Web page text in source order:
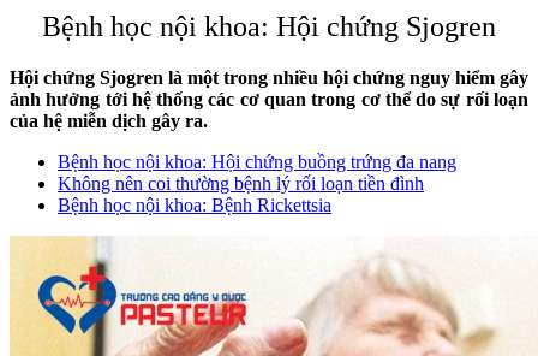
Bệnh học nội khoa: Hội chứng Sjogren
Hội chứng Sjogren là một trong nhiều hội chứng nguy hiểm gây
ảnh hưởng tới hệ thống các cơ quan trong cơ thể do sự rối loạn
của hệ miễn dịch gây ra.
Bệnh học nội khoa: Hội chứng buồng trứng đa nang
Không nên coi thường bệnh lý rối loạn tiền đình
Bệnh học nội khoa: Bệnh Rickettsia